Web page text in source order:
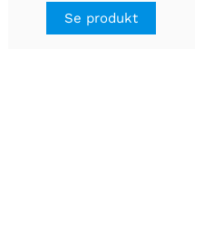
Se produkt